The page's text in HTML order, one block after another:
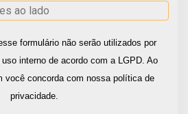
formulário não serão utilizados por
interno de acordo com a LGPD. Ao
você concorda com nossa política de
privacidade.